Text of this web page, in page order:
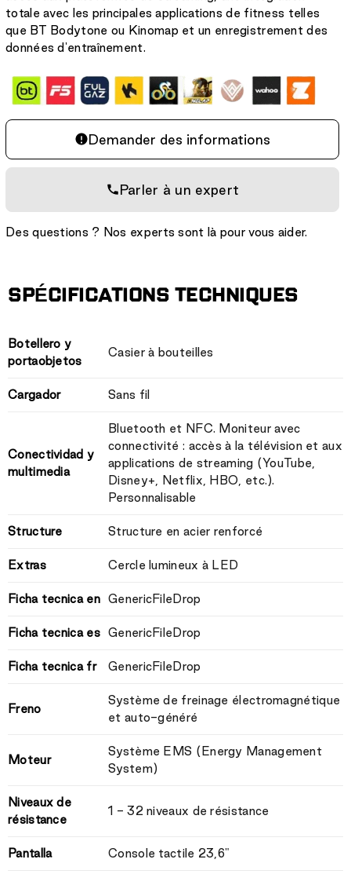
totale avec les principales applications de fitness telles
que BT Bodytone ou Kinomap et un enregistrement des
données d'entraînement.
Demander des informations
Parler à un expert
Des questions ? Nos experts sont là pour vous aider.
SPÉCIFICATIONS TECHNIQUES
Botellero y
portaobjetos
Casier à bouteilles
Cargador Sans fil
Conectividad y
multimedia
Bluetooth et NFC. Moniteur avec
connectivité : accès à la télévision et aux
applications de streaming (YouTube,
Disney+, Netflix, HBO, etc.).
Personnalisable
Structure Structure en acier renforcé
Extras Cercle lumineux à LED
Ficha tecnica en GenericFileDrop
Ficha tecnica es GenericFileDrop
Ficha tecnica fr GenericFileDrop
Freno
Système de freinage électromagnétique
et auto-généré
Moteur
Système EMS (Energy Management
System)
Niveaux de
résistance
1 - 32 niveaux de résistance
Pantalla Console tactile 23,6"